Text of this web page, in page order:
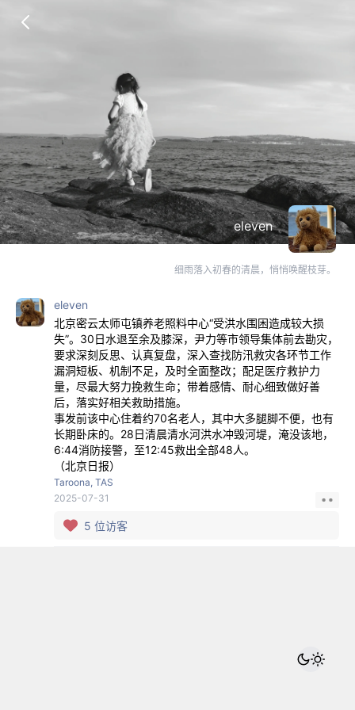
eleven
细雨落入初春的清晨，悄悄唤醒枝芽。
eleven
北京密云太师屯镇养老照料中心“受洪水围困造成较大损
失”。30日水退至余及膝深，尹力等市领导集体前去勘灾，
要求深刻反思、认真复盘，深入查找防汛救灾各环节工作
漏洞短板、机制不足，及时全面整改；配足医疗救护力
量，尽最大努力挽救生命；带着感情、耐心细致做好善
后，落实好相关救助措施。
事发前该中心住着约70名老人，其中大多腿脚不便，也有
长期卧床的。28日清晨清水河洪水冲毁河堤，淹没该地，
6:44消防接警，至12:45救出全部48人。
（北京日报）
Taroona, TAS
2025-07-31
5 位访客